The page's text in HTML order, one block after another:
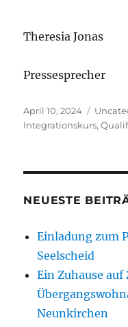
Theresia Jonas
Pressesprecher
Veröffentlicht
am
April 10, 2024
Integrationskurs,
NEUESTE
Einladung zum
Seelscheid
Ein Zuhause auf
Neunkirchen